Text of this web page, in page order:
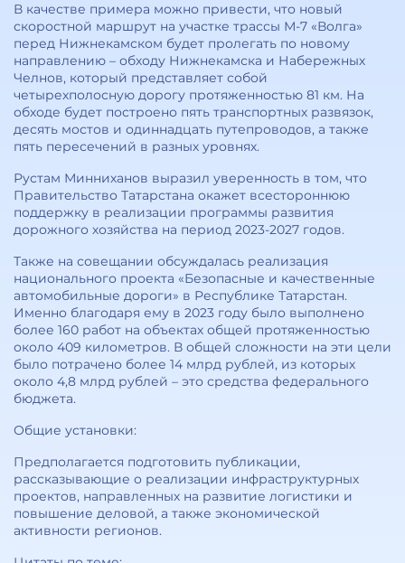
В качестве примера можно привести, что новый
скоростной маршрут на участке трассы М-7 «Волга»
перед Нижнекамском будет пролегать по новому
направлению – обходу Нижнекамска и Набережных
Челнов, который представляет собой
четырехполосную дорогу протяженностью 81 км. На
обходе будет построено пять транспортных развязок,
десять мостов и одиннадцать путепроводов, а также
пять пересечений в разных уровнях.
Рустам Минниханов выразил уверенность в том, что
Правительство Татарстана окажет всестороннюю
поддержку в реализации программы развития
дорожного хозяйства на период 2023-2027 годов.
Также на совещании обсуждалась реализация
национального проекта «Безопасные и качественные
автомобильные дороги» в Республике Татарстан.
Именно благодаря ему в 2023 году было выполнено
более 160 работ на объектах общей протяженностью
около 409 километров. В общей сложности на эти цели
было потрачено более 14 млрд рублей, из которых
около 4,8 млрд рублей – это средства федерального
бюджета.
Общие установки:
Предполагается подготовить публикации,
рассказывающие о реализации инфраструктурных
проектов, направленных на развитие логистики и
повышение деловой, а также экономической
активности регионов.